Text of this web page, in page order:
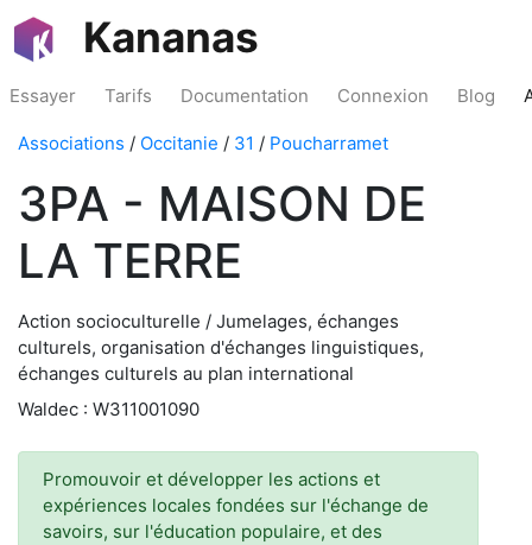
Kananas
Essayer Tarifs Documentation Connexion Blog
Associations / Occitanie / 31 / Poucharramet
3PA - MAISON DE
LA TERRE
Action socioculturelle / Jumelages, échanges
culturels, organisation d'échanges linguistiques,
échanges culturels au plan international
Waldec : W311001090
Promouvoir et développer les actions et
expériences locales fondées sur l'échange de
savoirs, sur l'éducation populaire, et des